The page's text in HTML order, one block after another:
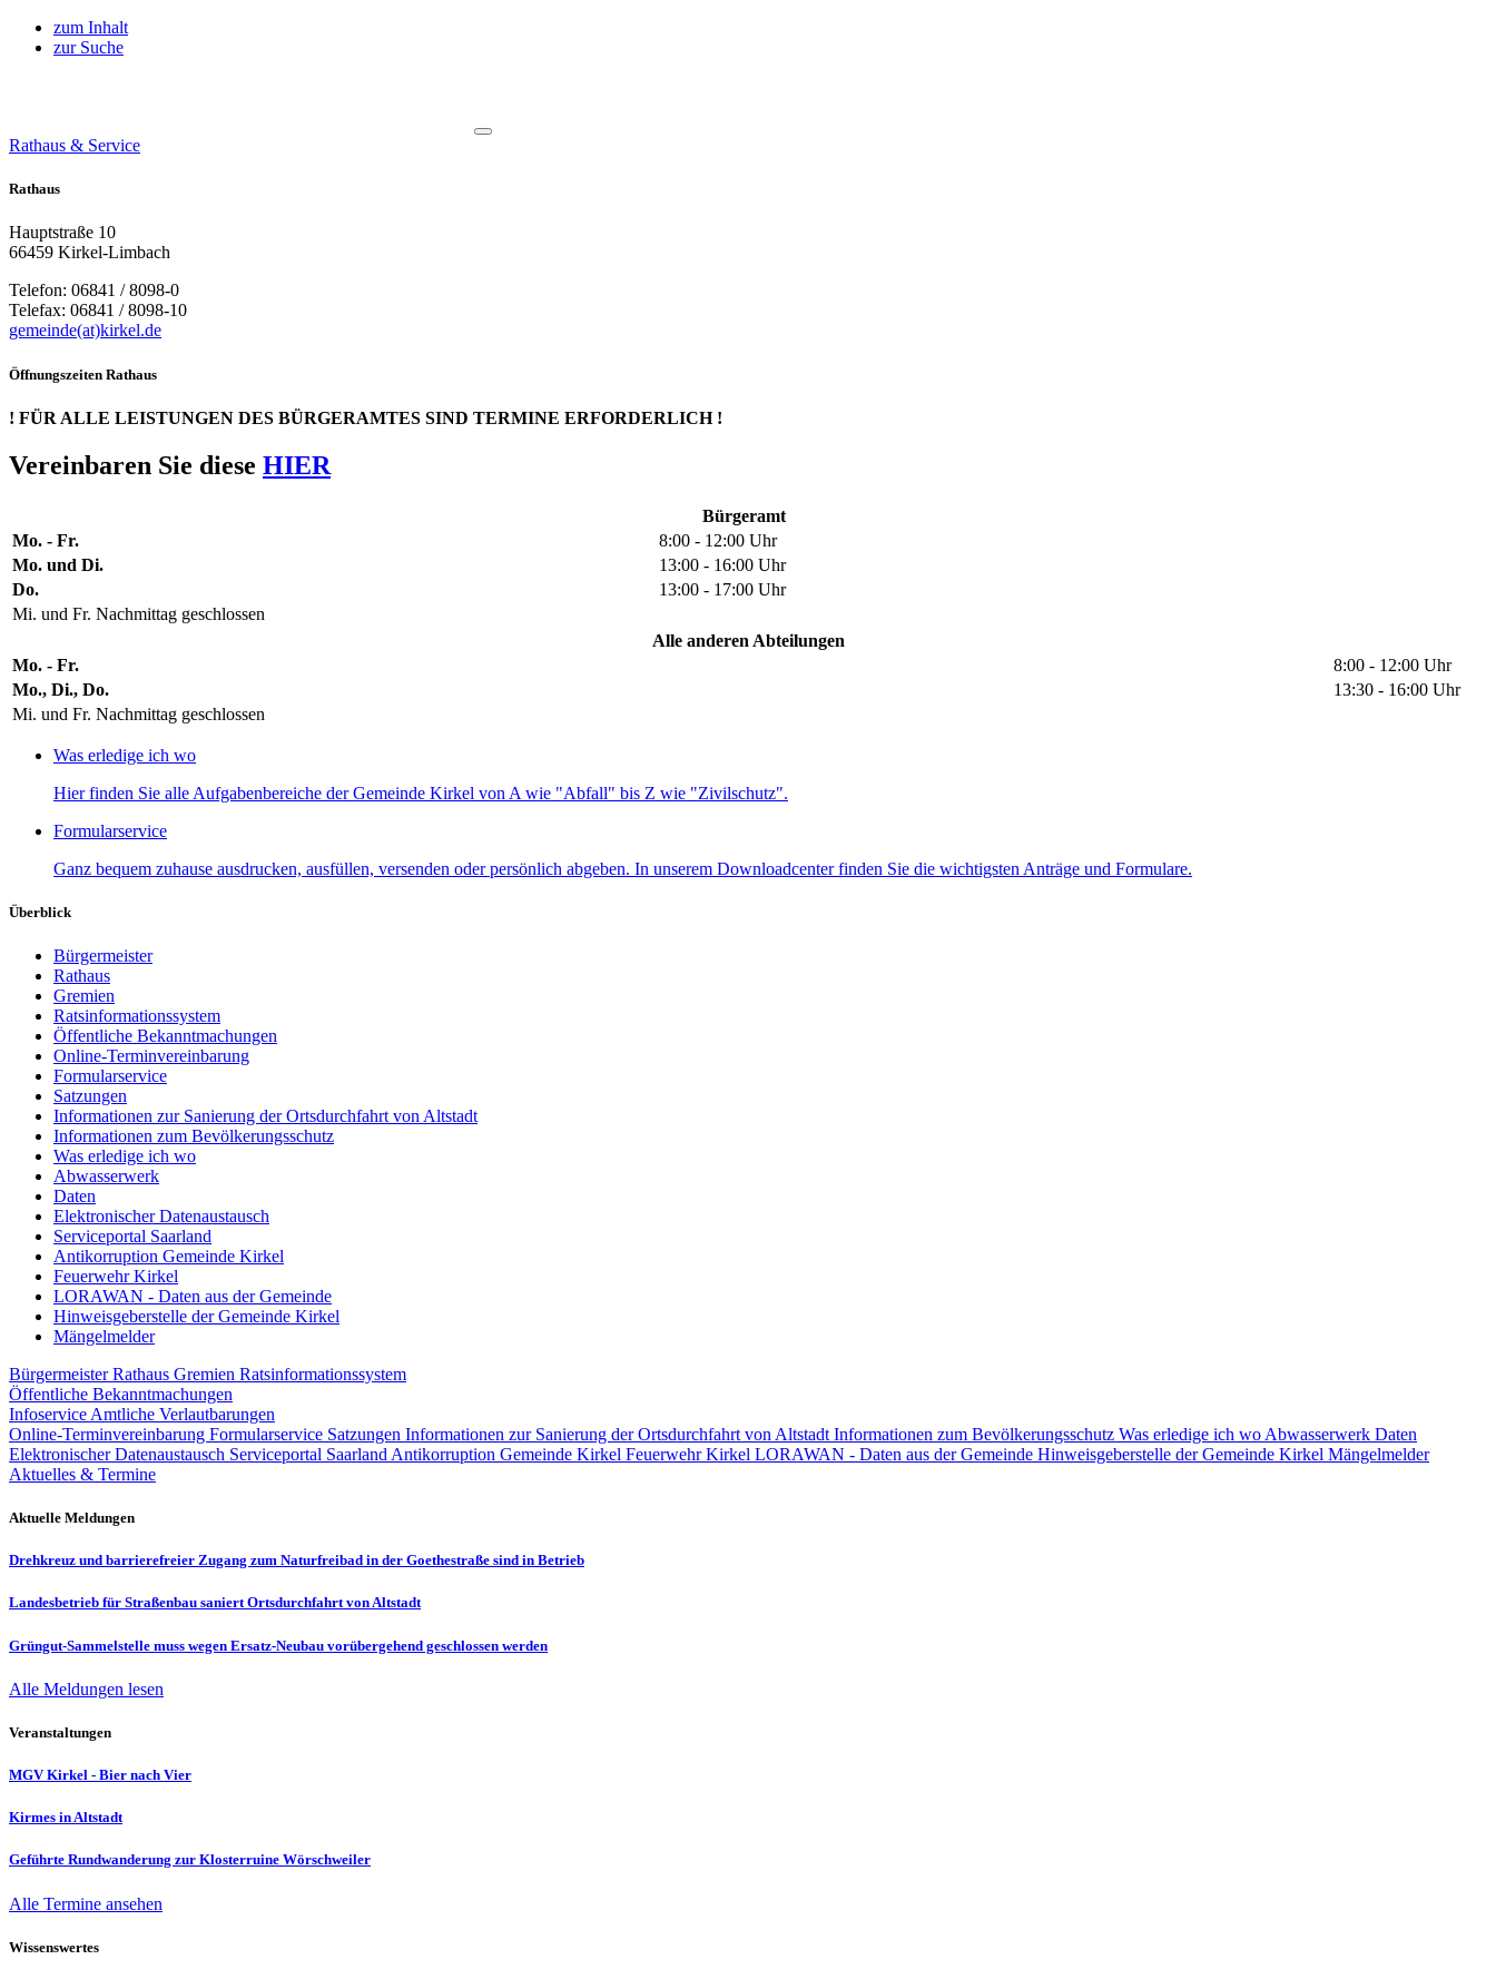
zum Inhalt
zur Suche
Rathaus & Service
Rathaus
Hauptstraße 10
66459 Kirkel-Limbach
Telefon: 06841 / 8098-0
Telefax: 06841 / 8098-10
gemeinde(at)kirkel.de
Öffnungszeiten Rathaus
! FÜR ALLE LEISTUNGEN DES BÜRGERAMTES SIND TERMINE ERFORDERLICH !
Vereinbaren Sie diese HIER
Bürgeramt
Mo. - Fr.
8:00 - 12:00 Uhr
Mo. und Di.
13:00 - 16:00 Uhr
Do.
13:00 - 17:00 Uhr
Mi. und Fr. Nachmittag geschlossen
Alle anderen Abteilungen
Mo. - Fr.
8:00 - 12:00 Uhr
Mo., Di., Do.
13:30 - 16:00 Uhr
Mi. und Fr. Nachmittag geschlossen
Was erledige ich wo
Hier finden Sie alle Aufgabenbereiche der Gemeinde Kirkel von A wie "Abfall" bis Z wie "Zivilschutz".
Formularservice
Ganz bequem zuhause ausdrucken, ausfüllen, versenden oder persönlich abgeben. In unserem Downloadcenter finden Sie die wichtigsten Anträge und Formulare.
Überblick
Bürgermeister
Rathaus
Gremien
Ratsinformationssystem
Öffentliche Bekanntmachungen
Online-Terminvereinbarung
Formularservice
Satzungen
Informationen zur Sanierung der Ortsdurchfahrt von Altstadt
Informationen zum Bevölkerungsschutz
Was erledige ich wo
Abwasserwerk
Daten
Elektronischer Datenaustausch
Serviceportal Saarland
Antikorruption Gemeinde Kirkel
Feuerwehr Kirkel
LORAWAN - Daten aus der Gemeinde
Hinweisgeberstelle der Gemeinde Kirkel
Mängelmelder
BürgermeisterRathaus Gremien Ratsinformationssystem
Öffentliche Bekanntmachungen
Infoservice Amtliche Verlautbarungen
Online-Terminvereinbarung Formularservice Satzungen Informationen zur Sanierung der Ortsdurchfahrt von Altstadt Informationen zum Bevölkerungsschutz Was erledige ich wo Abwasserwerk Daten
Elektronischer Datenaustausch Serviceportal Saarland Antikorruption Gemeinde Kirkel Feuerwehr Kirkel LORAWAN - Daten aus der Gemeinde Hinweisgeberstelle der Gemeinde Kirkel Mängelmelder
Aktuelles & Termine
Aktuelle Meldungen
Drehkreuz und barrierefreier Zugang zum Naturfreibad in der Goethestraße sind in Betrieb
Landesbetrieb für Straßenbau saniert Ortsdurchfahrt von Altstadt
Grüngut-Sammelstelle muss wegen Ersatz-Neubau vorübergehend geschlossen werden
Alle Meldungen lesen
Veranstaltungen
MGV Kirkel - Bier nach Vier
Kirmes in Altstadt
Geführte Rundwanderung zur Klosterruine Wörschweiler
Alle Termine ansehen
Wissenswertes